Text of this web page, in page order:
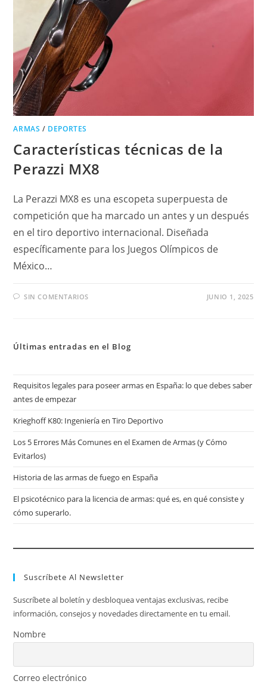
ARMAS / DEPORTES
Características técnicas de la
Perazzi MX8
La Perazzi MX8 es una escopeta superpuesta de
competición que ha marcado un antes y un después
en el tiro deportivo internacional. Diseñada
específicamente para los Juegos Olímpicos de
México…
SIN COMENTARIOS JUNIO 1, 2025
Últimas entradas en el Blog
Requisitos legales para poseer armas en España: lo que debes saber
antes de empezar
Krieghoff K80: Ingeniería en Tiro Deportivo
Los 5 Errores Más Comunes en el Examen de Armas (y Cómo
Evitarlos)
Historia de las armas de fuego en España
El psicotécnico para la licencia de armas: qué es, en qué consiste y
cómo superarlo.
Suscríbete Al Newsletter
Suscríbete al boletín y desbloquea ventajas exclusivas, recibe
información, consejos y novedades directamente en tu email.
Nombre
Correo electrónico